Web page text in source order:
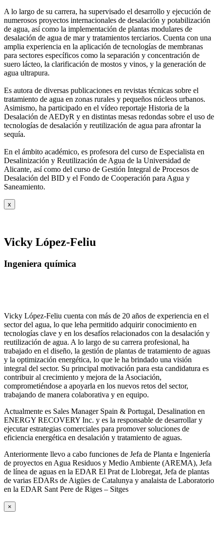
A lo largo de su carrera, ha supervisado el desarrollo y ejecución de
numerosos proyectos internacionales de desalación y potabilización
de agua, así como la implementación de plantas modulares de
desalación de agua de mar y tratamientos terciarios. Cuenta con una
amplia experiencia en la aplicación de tecnologías de membranas
para sectores específicos como la separación y concentración de
suero lácteo, la clarificación de mostos y vinos, y la generación de
agua ultrapura.
Es autora de diversas publicaciones en revistas técnicas sobre el
tratamiento de agua en zonas rurales y pequeños núcleos urbanos.
Asimismo, ha participado en el vídeo reportaje Historia de la
Desalación de AEDyR y en distintas mesas redondas sobre el uso de
tecnologías de desalación y reutilización de agua para afrontar la
sequía.
En el ámbito académico, es profesora del curso de Especialista en
Desalinización y Reutilización de Agua de la Universidad de
Alicante, así como del curso de Gestión Integral de Procesos de
Desalación del BID y el Fondo de Cooperación para Agua y
Saneamiento.
x
Vicky López-Feliu
Ingeniera química
Vicky López-Feliu cuenta con más de 20 años de experiencia en el
sector del agua, lo que leha permitido adquirir conocimiento en
tecnologías clave y en los desafíos relacionados con la desalación y
reutilización de agua. A lo largo de su carrera profesional, ha
trabajado en el diseño, la gestión de plantas de tratamiento de aguas
y la optimización energética, lo que le ha brindado una visión
integral del sector. Su principal motivación para esta candidatura es
contribuir al crecimiento y mejora de la Asociación,
comprometiéndose a apoyarla en los nuevos retos del sector,
trabajando de manera colaborativa y en equipo.
Actualmente es Sales Manager Spain & Portugal, Desalination en
ENERGY RECOVERY Inc. y es la responsable de desarrollar y
ejecutar estrategias comerciales para promover soluciones de
eficiencia energética en desalación y tratamiento de aguas.
Anteriormente llevo a cabo funciones de Jefa de Planta e Ingeniería
de proyectos en Agua Residuos y Medio Ambiente (AREMA), Jefa
de línea de aguas en la EDAR El Prat de Llobregat, Jefa de plantas
de varias EDARs de Aigües de Catalunya y analaista de Laboratorio
en la EDAR Sant Pere de Riges – Sitges
×